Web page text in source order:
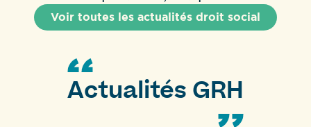
Voir toutes les actualités droit social
Actualités GRH